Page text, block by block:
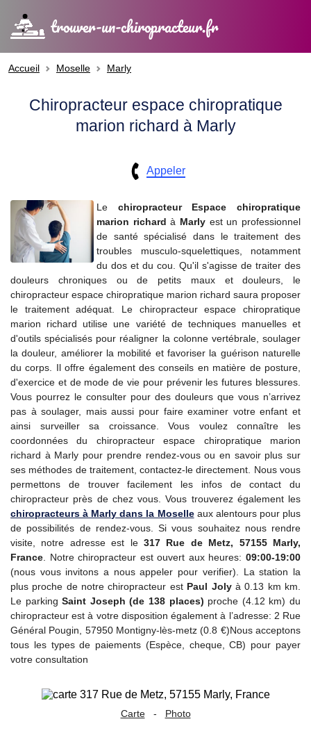
trouver-un-chiropracteur.fr
Accueil Moselle Marly
Chiropracteur espace chiropratique
marion richard à Marly
Appeler
Le chiropracteur
Espace chiropratique
marion richard à Marly est un professionnel
de santé spécialisé dans le traitement des
troubles musculo-squelettiques, notamment
du dos et du cou. Qu'il s'agisse de traiter des
douleurs chroniques ou de petits maux et douleurs, le
chiropracteur espace chiropratique marion richard saura proposer
le traitement adéquat. Le chiropracteur espace chiropratique
marion richard utilise une variété de techniques manuelles et
d'outils spécialisés pour réaligner la colonne vertébrale, soulager
la douleur, améliorer la mobilité et favoriser la guérison naturelle
du corps. Il offre également des conseils en matière de posture,
d'exercice et de mode de vie pour prévenir les futures blessures.
Vous pourrez le consulter pour des douleurs que vous n’arrivez
pas à soulager, mais aussi pour faire examiner votre enfant et
ainsi surveiller sa croissance. Vous voulez connaître les
coordonnées du chiropracteur espace chiropratique marion
richard à Marly pour prendre rendez-vous ou en savoir plus sur
ses méthodes de traitement, contactez-le directement. Nous vous
permettons de trouver facilement les infos de contact du
chiropracteur près de chez vous. Vous trouverez également les
chiropracteurs à Marly dans la Moselleaux alentours pour plus
de possibilités de rendez-vous. Si vous souhaitez nous rendre
visite, notre adresse est le 317 Rue de Metz, 57155 Marly,
France . Notre chiropracteur est ouvert aux heures: 09:00-19:00
(nous vous invitons a nous appeler pour verifier). La station la
plus proche de notre chiropracteur est Paul Jolyà 0.13 km km.
Le parkingSaint Joseph (de 138 places) proche (4.12 km) du
chiropracteur est à votre disposition également à l’adresse: 2 Rue
Général Pougin, 57950 Montigny-lès-metz (0.8 €)Nous acceptons
tous les types de paiements (Espèce, cheque, CB) pour payer
votre consultation
Carte - Photo